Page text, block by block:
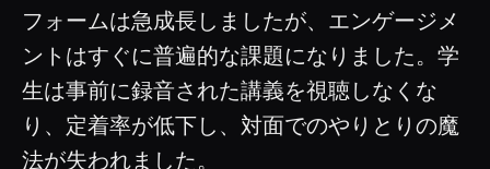
フォームは急成長しましたが、エンゲージメ
ントはすぐに普遍的な課題になりました。学
生は事前に録音された講義を視聴しなくな
り、定着率が低下し、対面でのやりとりの魔
法が失われました。